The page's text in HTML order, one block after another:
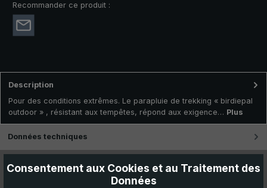
Recommander ce produit :
Description
Pour des conditions extrêmes. Le parapluie de trekking « birdiepal
outdoor » , résistant aux tempêtes, répond aux exigence… Plus
Données techniques
Consentement aux Cookies et au Traitement des
Données